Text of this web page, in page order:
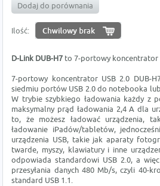
Dodaj do porównania
Ilość:
D-Link DUB-H7 to 7-portowy koncentrator
7-portowy koncentrator USB 2.0 DUB-
siedmiu portów USB 2.0 do notebooka
W trybie szybkiego ładowania każdy z
maksymalny prąd ładowania 2,4 A dla
to, że możesz ładować urządzenia,
ładowanie iPadów/tabletów,
urządzenia USB, takie jak aparaty
twarde, myszy, klawiatury i inne
odpowiada standardowi USB 2.0, a
przesyłania danych 480 Mb/s, czyli 40-
standard USB 1.1.